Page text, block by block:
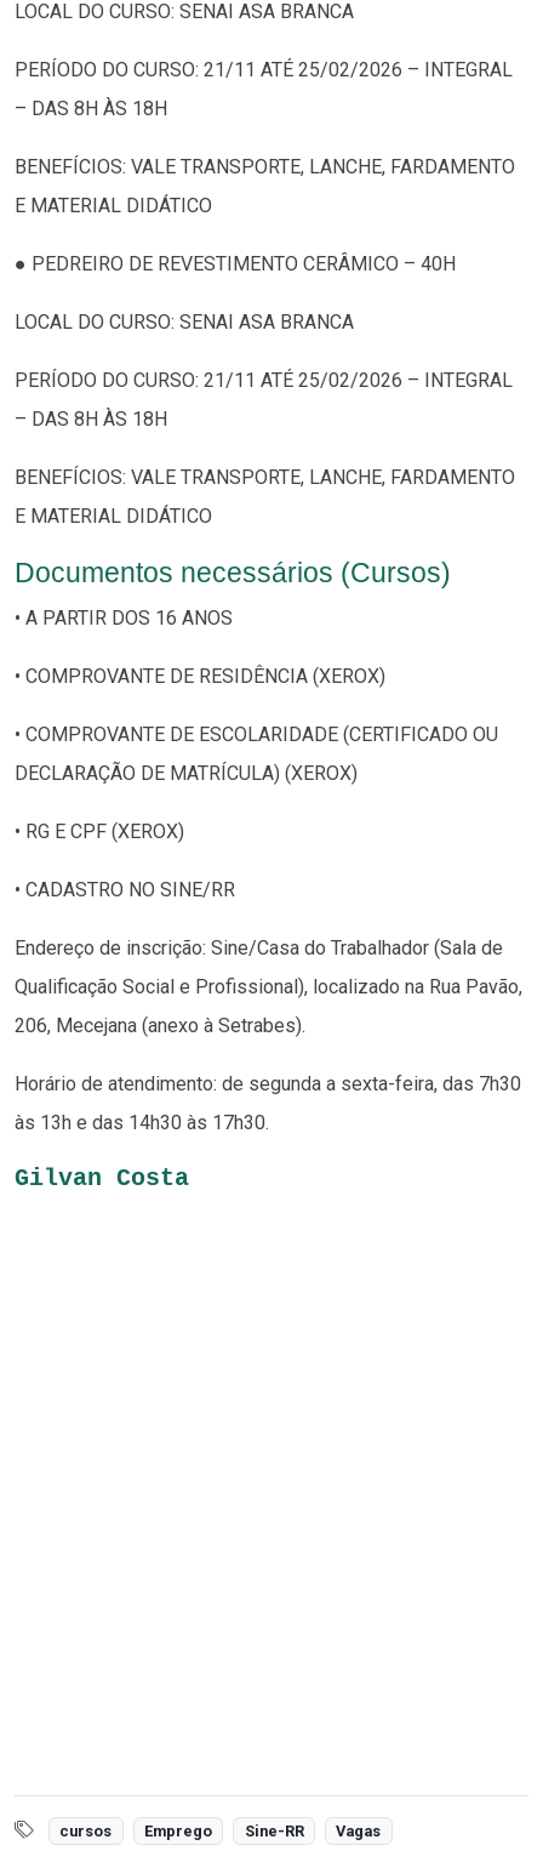
LOCAL DO CURSO: SENAI ASA BRANCA
PERÍODO DO CURSO: 21/11 ATÉ 25/02/2026 – INTEGRAL
– DAS 8H ÀS 18H
BENEFÍCIOS: VALE TRANSPORTE, LANCHE, FARDAMENTO
E MATERIAL DIDÁTICO
● PEDREIRO DE REVESTIMENTO CERÂMICO – 40H
LOCAL DO CURSO: SENAI ASA BRANCA
PERÍODO DO CURSO: 21/11 ATÉ 25/02/2026 – INTEGRAL
– DAS 8H ÀS 18H
BENEFÍCIOS: VALE TRANSPORTE, LANCHE, FARDAMENTO
E MATERIAL DIDÁTICO
Documentos necessários (Cursos)
• A PARTIR DOS 16 ANOS
• COMPROVANTE DE RESIDÊNCIA (XEROX)
• COMPROVANTE DE ESCOLARIDADE (CERTIFICADO OU
DECLARAÇÃO DE MATRÍCULA) (XEROX)
• RG E CPF (XEROX)
• CADASTRO NO SINE/RR
Endereço de inscrição: Sine/Casa do Trabalhador (Sala de
Qualificação Social e Profissional), localizado na Rua Pavão,
206, Mecejana (anexo à Setrabes).
Horário de atendimento: de segunda a sexta-feira, das 7h30
às 13h e das 14h30 às 17h30.
Gilvan Costa
cursos Emprego Sine-RR Vagas